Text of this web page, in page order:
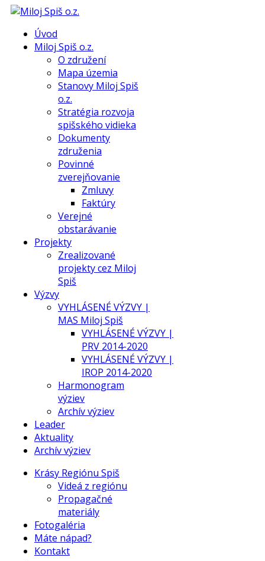
Úvod
Miloj Spiš o.z.
O združení
Mapa územia
Stanovy Miloj Spiš
o.z.
Stratégia rozvoja
spišského vidieka
Dokumenty
združenia
Povinné
zverejňovanie
Zmluvy
Faktúry
Verejné
obstarávanie
Projekty
Zrealizované
projekty cez Miloj
Spiš
Výzvy
VYHLÁSENÉ VÝZVY |
MAS Miloj Spiš
VYHLÁSENÉ VÝZVY |
PRV 2014-2020
VYHLÁSENÉ VÝZVY |
IROP 2014-2020
Harmonogram
výziev
Archív výziev
Leader
Aktuality
Archív výziev
Krásy Regiónu Spiš
Videá z regiónu
Propagačné
materiály
Fotogaléria
Máte nápad?
Kontakt